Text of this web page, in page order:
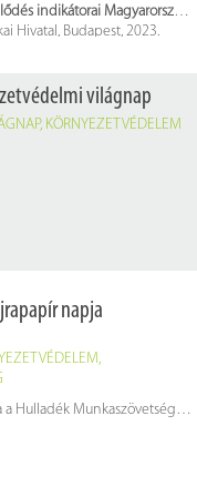
A fenntartható fejlődés indikátorai Magyarországon, 2022.
Hivatal, Budapest, 2023.
világnap
, KÖRNYEZETVÉDELEM
napja
,
Az újrapapír napja a Hulladék Munkaszövetség környezetvédő szervezet (röviden: HUMUSZ) kezdeményezésére jött létre 2006-ban, melynek célja, hogy felhívja a figyelmet a háztartási papírhulladék megfelelő felhasználásának fontosságára.